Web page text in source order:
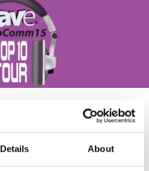
Details About